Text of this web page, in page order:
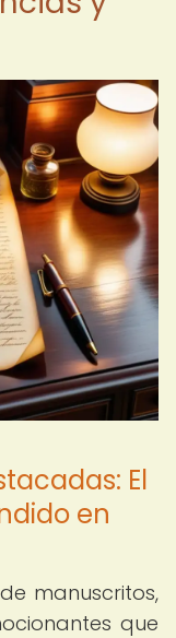
El
en
manuscritos,
que